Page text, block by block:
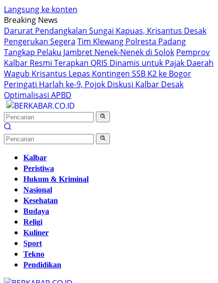
Langsung ke konten
Breaking News
Darurat Pendangkalan Sungai Kapuas, Krisantus Desak
Pengerukan Segera Tim Klewang Polresta Padang
Tangkap Pelaku Jambret Nenek-Nenek di Solok Pemprov
Kalbar Resmi Terapkan QRIS Dinamis untuk Pajak Daerah
Wagub Krisantus Lepas Kontingen SSB K2 ke Bogor
Peringati Harlah ke-9, Pojok Diskusi Kalbar Desak
Optimalisasi APBD
Kalbar
Peristiwa
Hukum & Kriminal
Nasional
Kesehatan
Budaya
Religi
Kuliner
Sport
Tekno
Pendidikan